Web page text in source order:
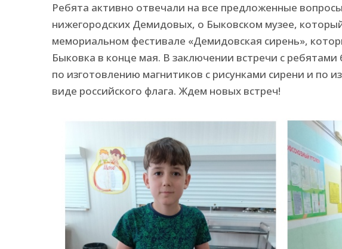
Ребята активно отвечали на все предложенные
нижегородских Демидовых, о Быковском музее,
мемориальном фестивале «Демидовская сирень»,
Быковка в конце мая. В заключении встречи с
по изготовлению магнитиков с рисунками сирени и по
виде российского флага. Ждем новых встреч!